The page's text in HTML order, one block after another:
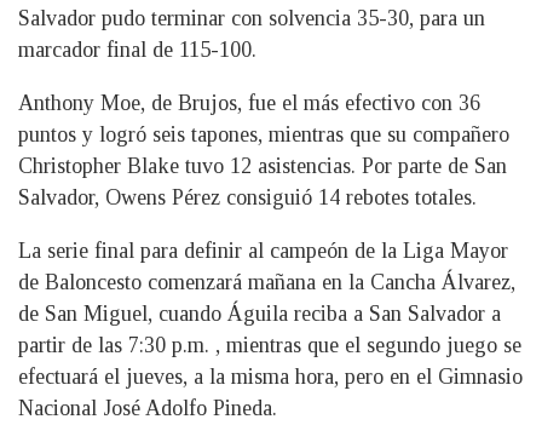
Salvador pudo terminar con solvencia 35-30, para un
marcador final de 115-100.
Anthony Moe, de Brujos, fue el más efectivo con 36
puntos y logró seis tapones, mientras que su compañero
Christopher Blake tuvo 12 asistencias. Por parte de San
Salvador, Owens Pérez consiguió 14 rebotes totales.
La serie final para definir al campeón de la Liga Mayor
de Baloncesto comenzará mañana en la Cancha Álvarez,
de San Miguel, cuando Águila reciba a San Salvador a
partir de las 7:30 p.m. , mientras que el segundo juego se
efectuará el jueves, a la misma hora, pero en el Gimnasio
Nacional José Adolfo Pineda.